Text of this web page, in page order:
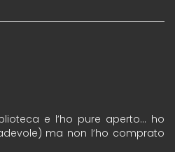
e l’ho pure aperto… ho
ma non l’ho comprato